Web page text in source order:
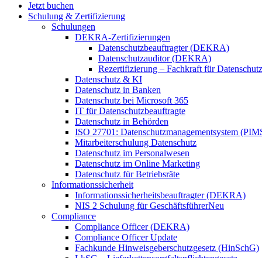
Jetzt buchen
Schulung & Zertifizierung
Schulungen
DEKRA-Zertifizierungen
Datenschutzbeauftragter (DEKRA)
Datenschutzauditor (DEKRA)
Rezertifizierung – Fachkraft für
Datenschutz & KI
Datenschutz in Banken
Datenschutz bei Microsoft 365
IT für Datenschutzbeauftragte
Datenschutz in Behörden
ISO 27701: Datenschutzmanagementsystem
Mitarbeiterschulung Datenschutz
Datenschutz im Personalwesen
Datenschutz im Online Marketing
Datenschutz für Betriebsräte
Informationssicherheit
Informationssicherheitsbeauftragter (DEKRA)
NIS 2 Schulung für GeschäftsführerNeu
Compliance
Compliance Officer (DEKRA)
Compliance Officer Update
Fachkunde Hinweisgeberschutzgesetz (HinSchG)